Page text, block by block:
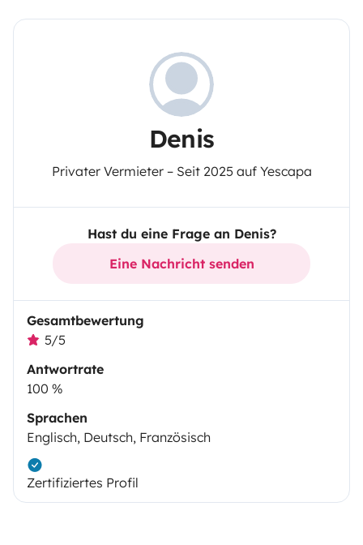
Denis
Privater Vermieter – Seit 2025 auf Yescapa
Hast du eine Frage an Denis?
Eine Nachricht senden
Gesamtbewertung
5/5
Antwortrate
100 %
Sprachen
Englisch, Deutsch, Französisch
Zertifiziertes Profil